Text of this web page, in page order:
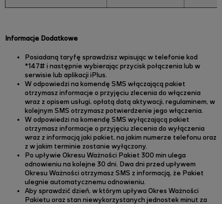
Informacje Dodatkowe
Posiadaną taryfę sprawdzisz wpisując w telefonie kod
*147# i następnie wybierając przycisk połączenia lub w
serwisie lub aplikacji iPlus.
W odpowiedzi na komendę SMS włączającą pakiet
otrzymasz informacje o przyjęciu zlecenia do włączenia
wraz z opisem usługi, opłatą datą aktywacji, regulaminem, w
kolejnym SMS otrzymasz potwierdzenie jego włączenia.
W odpowiedzi na komendę SMS wyłączającą pakiet
otrzymasz informacje o przyjęciu zlecenia do wyłączenia
wraz z informacją jaki pakiet, na jakim numerze telefonu oraz
z w jakim terminie zostanie wyłączony.
Po upływie Okresu Ważności Pakiet 300 min ulega
odnowieniu na kolejne 30 dni. Dwa dni przed upływem
Okresu Ważności otrzymasz SMS z informacją, że Pakiet
ulegnie automatycznemu odnowieniu.
Aby sprawdzić dzień, w którym upływa Okres Ważności
Pakietu oraz stan niewykorzystanych jednostek minut za